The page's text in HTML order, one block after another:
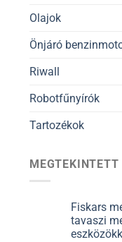
Olajok
Önjáró
Riwall
Robotfűnyírók
Tartozékok
MEGTEKINTETT
Fiskars
tavaszi